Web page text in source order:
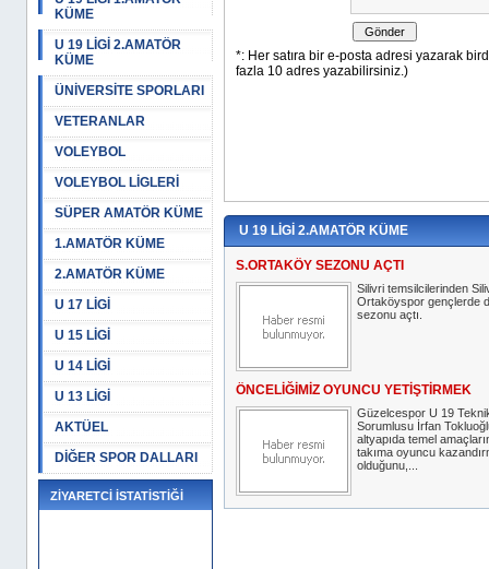
KÜME
U 19 LİGİ 2.AMATÖR
KÜME
ÜNİVERSİTE SPORLARI
VETERANLAR
VOLEYBOL
VOLEYBOL LİGLERİ
SÜPER AMATÖR KÜME
1.AMATÖR KÜME
2.AMATÖR KÜME
U 17 LİGİ
U 15 LİGİ
U 14 LİGİ
U 13 LİGİ
AKTÜEL
DİĞER SPOR DALLARI
ZİYARETCİ İSTATİSTİĞİ
U 19 LİGİ 2.AMATÖR KÜME
S.ORTAKÖY SEZONU AÇTI
Silivri temsilcilerinden
Ortaköyspor gençlerde
sezonu açtı.
ÖNCELİĞİMİZ OYUNCU YETİŞTİRMEK
Güzelcespor U 19
Sorumlusu İrfan
altyapıda temel
takıma oyuncu
olduğunu,...